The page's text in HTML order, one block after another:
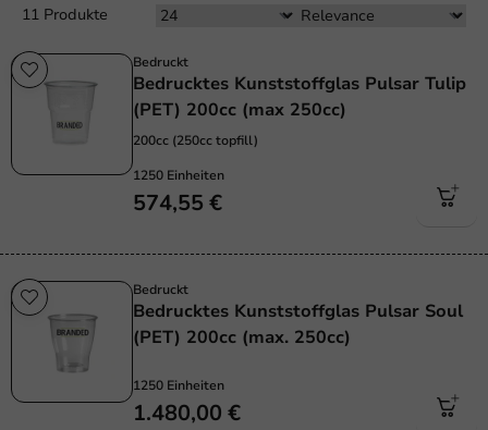
11 Produkte
Bedruckt
Bedrucktes Kunststoffglas Pulsar Tulip
(PET) 200cc (max 250cc)
200cc (250cc topfill)
1250 Einheiten
574,55 €
Bedruckt
Bedrucktes Kunststoffglas Pulsar Soul
(PET) 200cc (max. 250cc)
1250 Einheiten
1.480,00 €